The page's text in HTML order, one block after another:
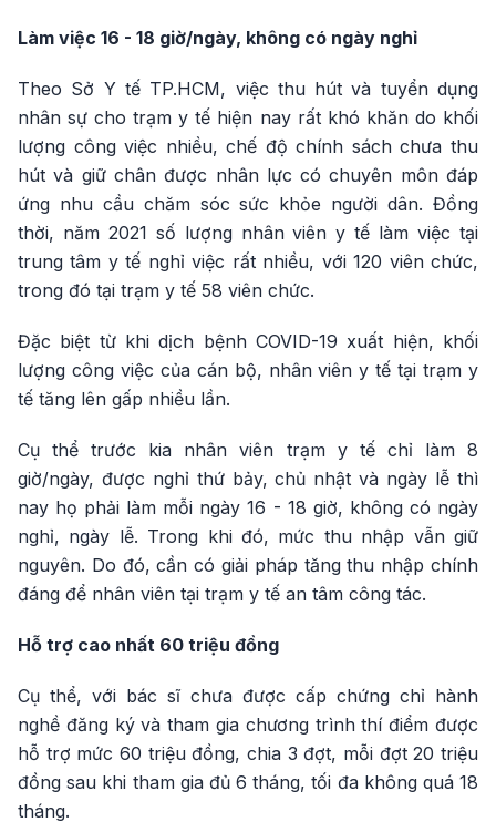
Làm việc 16 - 18 giờ/ngày, không có ngày nghỉ
Theo Sở Y tế TP.HCM, việc thu hút và tuyển dụng
nhân sự cho trạm y tế hiện nay rất khó khăn do khối
lượng công việc nhiều, chế độ chính sách chưa thu
hút và giữ chân được nhân lực có chuyên môn đáp
ứng nhu cầu chăm sóc sức khỏe người dân. Đồng
thời, năm 2021 số lượng nhân viên y tế làm việc tại
trung tâm y tế nghỉ việc rất nhiều, với 120 viên chức,
trong đó tại trạm y tế 58 viên chức.
Đặc biệt từ khi dịch bệnh COVID-19 xuất hiện, khối
lượng công việc của cán bộ, nhân viên y tế tại trạm y
tế tăng lên gấp nhiều lần.
Cụ thể trước kia nhân viên trạm y tế chỉ làm 8
giờ/ngày, được nghỉ thứ bảy, chủ nhật và ngày lễ thì
nay họ phải làm mỗi ngày 16 - 18 giờ, không có ngày
nghỉ, ngày lễ. Trong khi đó, mức thu nhập vẫn giữ
nguyên. Do đó, cần có giải pháp tăng thu nhập chính
đáng để nhân viên tại trạm y tế an tâm công tác.
Hỗ trợ cao nhất 60 triệu đồng
Cụ thể, với bác sĩ chưa được cấp chứng chỉ hành
nghề đăng ký và tham gia chương trình thí điểm được
hỗ trợ mức 60 triệu đồng, chia 3 đợt, mỗi đợt 20 triệu
đồng sau khi tham gia đủ 6 tháng, tối đa không quá 18
tháng.